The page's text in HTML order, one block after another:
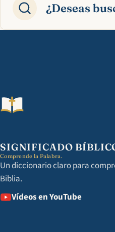
¿Deseas
SIGNIFICADO
Comprende la Palabra.
Un diccionario claro para
Biblia.
Vídeos en YouTube